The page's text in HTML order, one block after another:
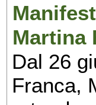
Martina
Dal 26
Franca,